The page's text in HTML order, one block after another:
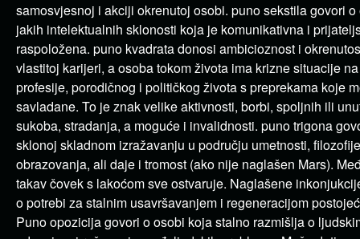
samosvjesnoj i akciji okrenutoj osobi. puno sekstila govori o
jakih intelektualnih sklonosti koja je komunikativna i
raspoložena. puno kvadrata donosi ambicioznost i
vlastitoj karijeri, a osoba tokom života ima krizne situacije
profesije, porodičnog i političkog života s preprekama koje
savladane. To je znak velike aktivnosti, borbi, spoljnih ili
sukoba, stradanja, a moguće i invalidnosti. puno trigona
sklonoj skladnom izražavanju u području umetnosti,
obrazovanja, ali daje i tromost (ako nije naglašen Mars).
takav čovek s lakoćom sve ostvaruje. Naglašene
o potrebi za stalnim usavršavanjem i regeneracijom
Puno opozicija govori o osobi koja stalno razmišlja o